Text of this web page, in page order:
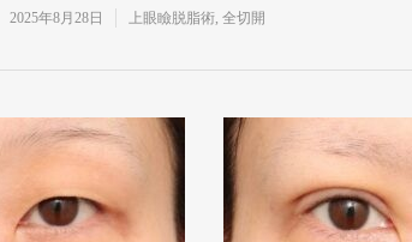
2025年8月28日 上眼瞼脱脂術, 全切開